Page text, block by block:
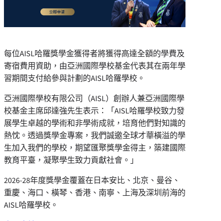
每位AISL哈羅獎學金獲得者將獲得高達全額的學費及
寄宿費用資助，由亞洲國際學校基金代表其在兩年學
習期間支付給參與計劃的AISL哈羅學校。
亞洲國際學校有限公司（AISL）創辦人兼亞洲國際學
校基金主席邱達強先生表示：「AISL哈羅學校致力發
展學生卓越的學術和非學術成就，培育他們對知識的
熱忱。透過獎學金專案，我們誠邀全球才華橫溢的學
生加入我們的學校，期望匯聚獎學金得主，築建國際
教育平臺，凝聚學生致力貢獻社會。」
2026-28年度獎學金覆蓋在日本安比、北京、曼谷、
重慶、海口、橫琴、香港、南寧、上海及深圳前海的
AISL哈羅學校。